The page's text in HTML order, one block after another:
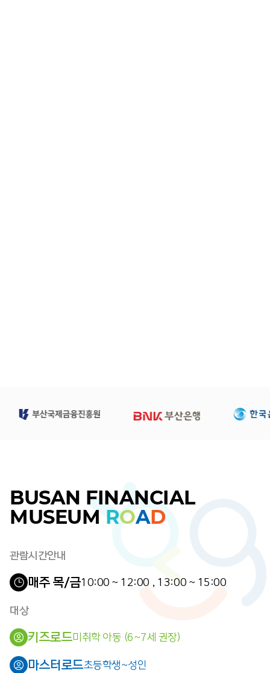
BUSAN FINANCIAL
MUSEUM ROAD
관람시간안내
매주 목/금10:00 ~ 12:00 , 13:00 ~ 15:00
대상
키즈로드미취학 아동 (6~7세 권장)
마스터로드초등학생~성인